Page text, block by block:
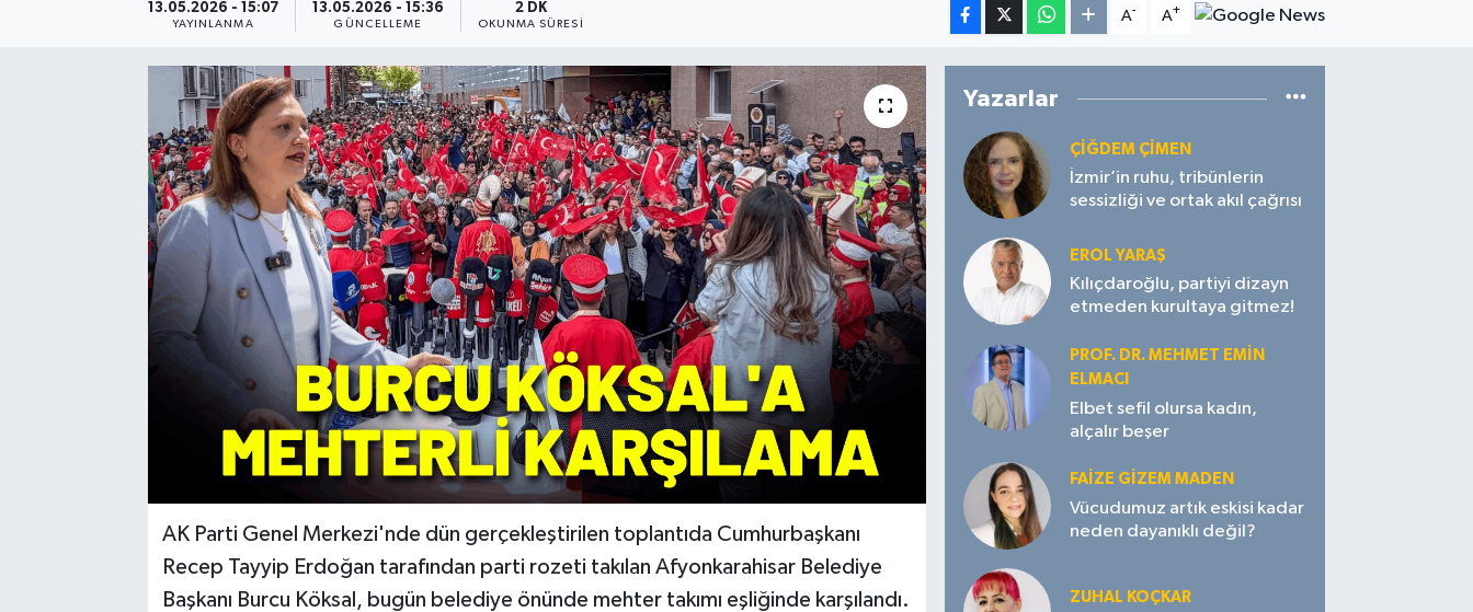
13.05.2026 - 15:07
YAYINLANMA
13.05.2026 - 15:36
GÜNCELLEME
2 DK
OKUNMA SÜRESI
A- A+
AK Parti Genel Merkezi'nde dün gerçekleştirilen toplantıda Cumhurbaşkanı
Recep Tayyip Erdoğan tarafından parti rozeti takılan Afyonkarahisar Belediye
Başkanı Burcu Köksal, bugün belediye önünde mehter takımı eşliğinde karşılandı.
Yazarlar
ÇIĞDEM ÇIMEN
İzmir’in ruhu, tribünlerin
sessizliği ve ortak akıl çağrısı
EROL YARAŞ
Kılıçdaroğlu, partiyi dizayn
etmeden kurultaya gitmez!
PROF. DR. MEHMET EMIN
ELMACI
Elbet sefil olursa kadın,
alçalır beşer
FAIZE GIZEM MADEN
Vücudumuz artık eskisi kadar
neden dayanıklı değil?
ZUHAL KOÇKAR